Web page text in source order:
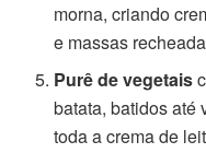
morna, criando
e massas
Purê de vegetais
batata, batidos até
toda a crema de